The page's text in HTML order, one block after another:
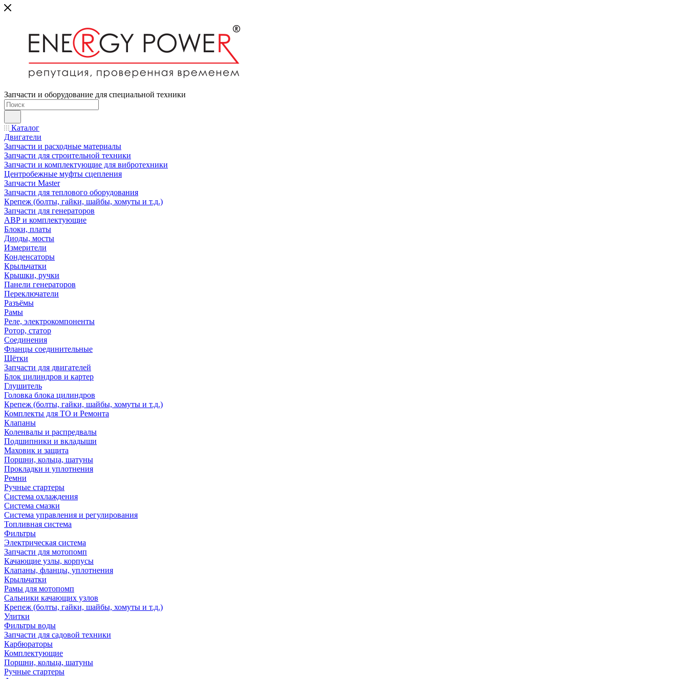
Запчасти и оборудование для специальной техники
Каталог
Двигатели
Запчасти и расходные материалы
Запчасти для строительной техники
Запчасти и комплектующие для вибротехники
Центробежные муфты сцепления
Запчасти Master
Запчасти для теплового оборудования
Крепеж (болты, гайки, шайбы, хомуты и т.д.)
Запчасти для генераторов
АВР и комплектующие
Блоки, платы
Диоды, мосты
Измерители
Конденсаторы
Крыльчатки
Крышки, ручки
Панели генераторов
Переключатели
Разъёмы
Рамы
Реле, электрокомпоненты
Ротор, статор
Соединения
Фланцы соединительные
Щётки
Запчасти для двигателей
Блок цилиндров и картер
Глушитель
Головка блока цилиндров
Крепеж (болты, гайки, шайбы, хомуты и т.д.)
Комплекты для ТО и Ремонта
Клапаны
Коленвалы и распредвалы
Подшипники и вкладыши
Маховик и защита
Поршни, кольца, шатуны
Прокладки и уплотнения
Ремни
Ручные стартеры
Система охлаждения
Система смазки
Система управления и регулирования
Топливная система
Фильтры
Электрическая система
Запчасти для мотопомп
Качающие узлы, корпусы
Клапаны, фланцы, уплотнения
Крыльчатки
Рамы для мотопомп
Сальники качающих узлов
Крепеж (болты, гайки, шайбы, хомуты и т.д.)
Улитки
Фильтры воды
Запчасти для садовой техники
Карбюраторы
Комплектующие
Поршни, кольца, шатуны
Ручные стартеры